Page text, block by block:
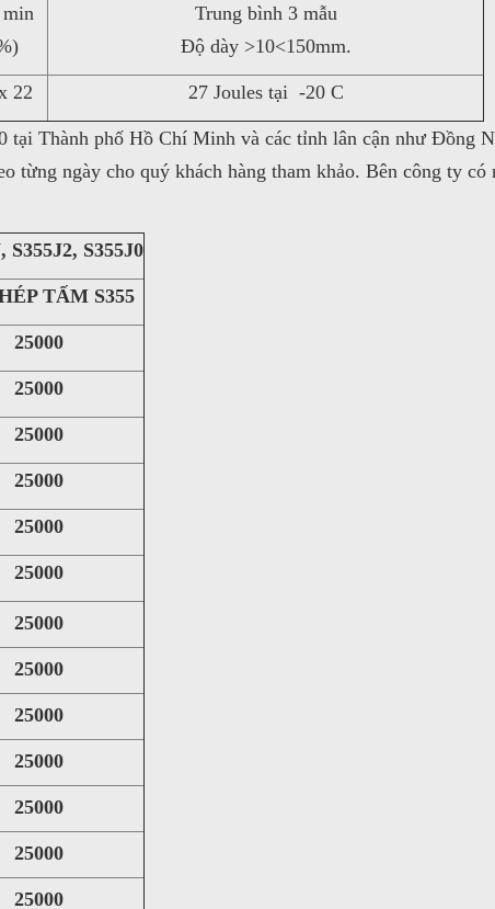
Trung bình 3 mẫu
Độ dày >10<150mm.
22 27 Joules tại -20 C
tại Thành phố Hồ Chí Minh và các tỉnh lân cận như
ngày cho quý khách hàng tham khảo. Bên công ty có
S355J0
TẤM S355
25000
25000
25000
25000
25000
25000
25000
25000
25000
25000
25000
25000
25000